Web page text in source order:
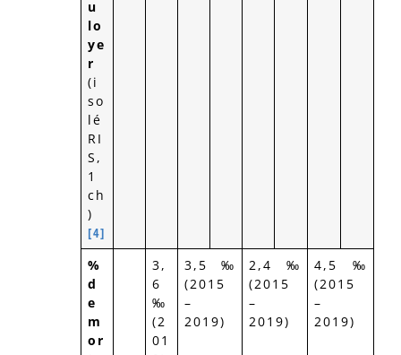
u
lo
ye
r
(i
so
lé
RI
S,
1
ch
)
[4]
%
d
e
m
or
3,
6
‰
(2
01
3,5‰
(2015
–
2019)
2,4‰
(2015
–
2019)
4,5‰
(2015
–
2019)